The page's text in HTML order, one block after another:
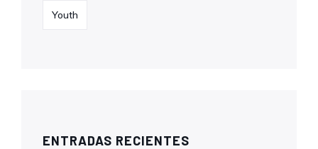
Youth
ENTRADAS RECIENTES